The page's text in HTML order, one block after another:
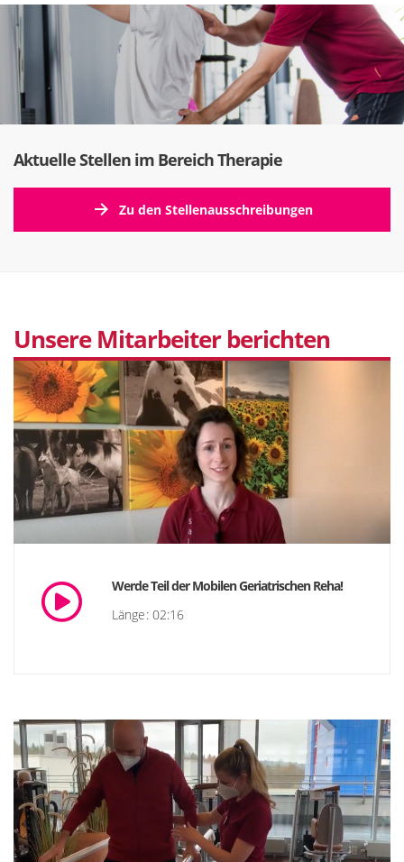
Aktuelle Stellen im Bereich Therapie
Zu den Stellenausschreibungen
Unsere Mitarbeiter berichten
Werde Teil der Mobilen Geriatrischen Reha!
Länge: 02:16